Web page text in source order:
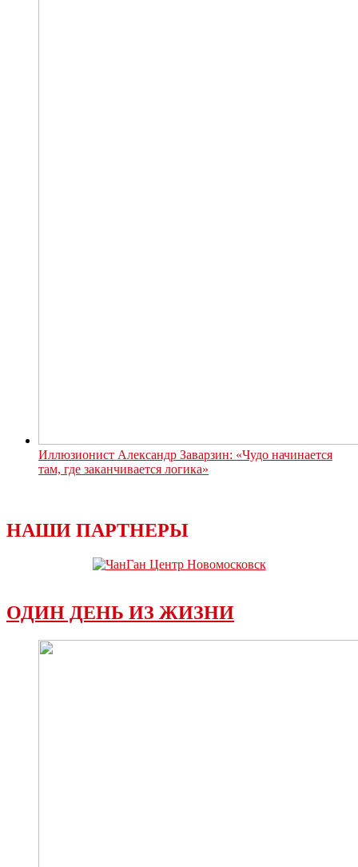
Иллюзионист Александр Заварзин: «Чудо начинается
там, где заканчивается логика»
НАШИ ПАРТНЕРЫ
ОДИН ДЕНЬ ИЗ ЖИЗНИ